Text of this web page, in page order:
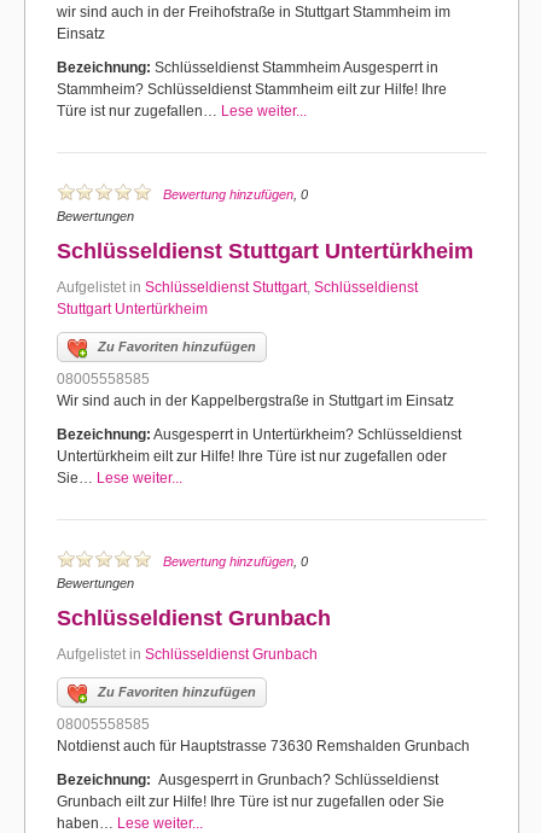
wir sind auch in der Freihofstraße in Stuttgart Stammheim im
Einsatz
Bezeichnung: Schlüsseldienst Stammheim Ausgesperrt in
Stammheim? Schlüsseldienst Stammheim eilt zur Hilfe! Ihre
Türe ist nur zugefallen… Lese weiter...
Bewertung hinzufügen , 0
Bewertungen
Schlüsseldienst Stuttgart Untertürkheim
Aufgelistet in Schlüsseldienst Stuttgart, Schlüsseldienst
Stuttgart Untertürkheim
Zu Favoriten hinzufügen
08005558585
Wir sind auch in der Kappelbergstraße in Stuttgart im Einsatz
Bezeichnung: Ausgesperrt in Untertürkheim? Schlüsseldienst
Untertürkheim eilt zur Hilfe! Ihre Türe ist nur zugefallen oder
Sie… Lese weiter...
Bewertung hinzufügen , 0
Bewertungen
Schlüsseldienst Grunbach
Aufgelistet in Schlüsseldienst Grunbach
Zu Favoriten hinzufügen
08005558585
Notdienst auch für Hauptstrasse 73630 Remshalden Grunbach
Bezeichnung: Ausgesperrt in Grunbach? Schlüsseldienst
Grunbach eilt zur Hilfe! Ihre Türe ist nur zugefallen oder Sie
haben… Lese weiter...